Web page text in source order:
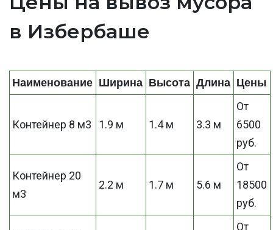
в Избербаше
Наименование Ширина Высота Длина Цены
Контейнер 8 м3 1.9 м 1.4 м 3.3 м
От
6500
руб.
Контейнер 20
м3
2.2 м 1.7 м 5.6 м
От
18500
руб.
От